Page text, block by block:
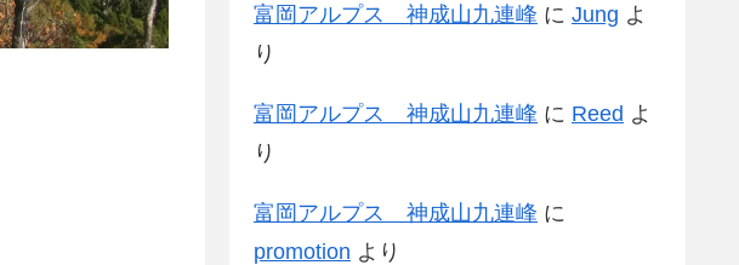
富岡アルプス 神成山九連峰 に Jung よ
り
富岡アルプス 神成山九連峰 に Reed よ
り
富岡アルプス 神成山九連峰 に
promotion より